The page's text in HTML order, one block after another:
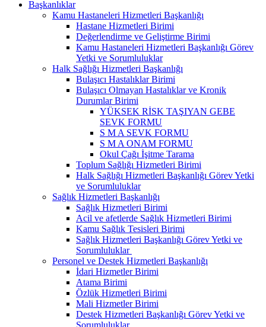
Başkanlıklar
Kamu Hastaneleri Hizmetleri Başkanlığı
Hastane Hizmetleri Birimi
Değerlendirme ve Geliştirme Birimi
Kamu Hastaneleri Hizmetleri Başkanlığı Görev
Yetki ve Sorumluluklar
Halk Sağlığı Hizmetleri Başkanlığı
Bulaşıcı Hastalıklar Birimi
Bulaşıcı Olmayan Hastalıklar ve Kronik
Durumlar Birimi
YÜKSEK RİSK TAŞIYAN GEBE
SEVK FORMU
S M A SEVK FORMU
S M A ONAM FORMU
Okul Çağı İşitme Tarama
Toplum Sağlığı Hizmetleri Birimi
Halk Sağlığı Hizmetleri Başkanlığı Görev Yetki
ve Sorumluluklar
Sağlık Hizmetleri Başkanlığı
Sağlık Hizmetleri Birimi
Acil ve afetlerde Sağlık Hizmetleri Birimi
Kamu Sağlık Tesisleri Birimi
Sağlık Hizmetleri Başkanlığı Görev Yetki ve
Sorumluluklar ​
Personel ve Destek Hizmetleri Başkanlığı
İdari Hizmetler Birimi
Atama Birimi
Özlük Hizmetleri Birimi
Mali Hizmetler Birimi
Destek Hizmetleri Başkanlığı Görev Yetki ve
Sorumluluklar ​